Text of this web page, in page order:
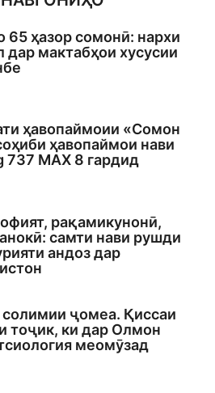
65 ҳазор сомонӣ: нархи
дар мактабҳои хусусии
ҳавопаймоии «Сомон
ҳавопаймои нави
737 MAX 8 гардид
рақамикунонӣ,
самти нави рушди
андоз дар
солимии ҷомеа. Қиссаи
тоҷик, ки дар Олмон
меомӯзад